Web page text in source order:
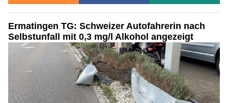
Ermatingen TG: Schweizer Autofahrerin nach
Selbstunfall mit 0,3 mg/l Alkohol angezeigt